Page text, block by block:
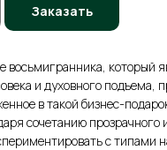
Заказать
восьмигранника, который
и духовного подъема,
в такой бизнес-
сочетанию прозрачного
с типами